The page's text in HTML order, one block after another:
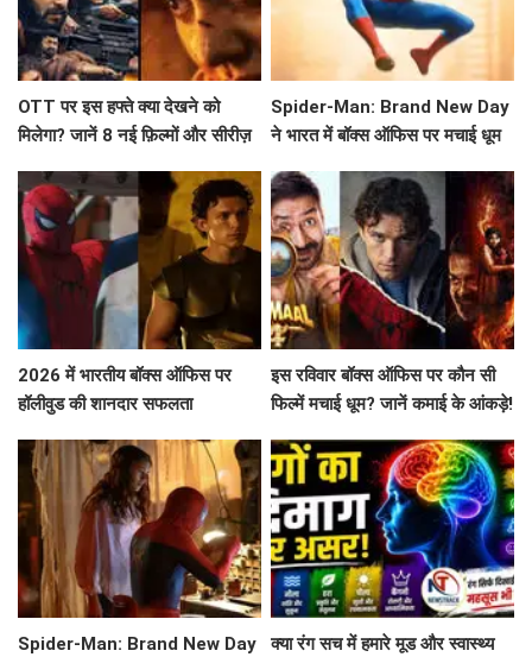
OTT पर इस हफ्ते क्या देखने को
मिलेगा? जानें 8 नई फ़िल्मों और सीरीज़
Spider-Man: Brand New Day
ने भारत में बॉक्स ऑफिस पर मचाई धूम
2026 में भारतीय बॉक्स ऑफिस पर
हॉलीवुड की शानदार सफलता
इस रविवार बॉक्स ऑफिस पर कौन सी
फिल्में मचाई धूम? जानें कमाई के आंकड़े!
Spider-Man: Brand New Day
क्या रंग सच में हमारे मूड और स्वास्थ्य